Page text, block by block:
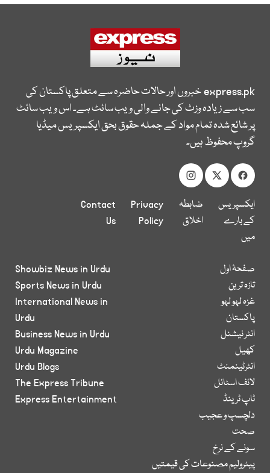
express.pkخبروں اور حالات حاضرہ سے متعلق پاکستان کی
سب سے زیادہ وزٹ کی جانے والی ویب سائٹ ہے۔ اس ویب سائٹ
پر شائع شدہ تمام مواد کے جملہ حقوق بحق ایکسپریس میڈیا
گروپ محفوظ ہیں۔
ایکسپریس
کے بارے
میں
ضابطہ
اخلاق
Privacy
Policy
Contact
Us
صفحۂ اول
تازہ ترین
غزہ لہو لہو
پاکستان
انٹر نیشنل
کھیل
انٹرٹینمنٹ
لائف اسٹائل
ٹاپ ٹرینڈ
دلچسپ و عجیب
صحت
سونے کے نرخ
پیٹرولیم مصنوعات کی قیمتیں
Showbiz News in Urdu
Sports News in Urdu
International News in
Urdu
Business News in Urdu
Urdu Magazine
Urdu Blogs
The Express Tribune
Express Entertainment